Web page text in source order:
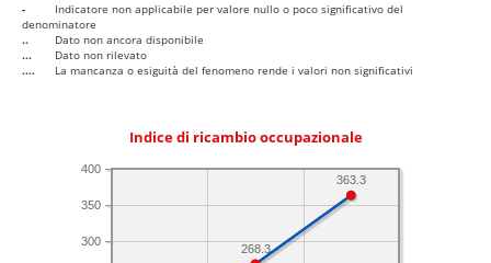
-
Indicatore non applicabile per valore nullo o poco significativo del
denominatore
..
Dato non ancora disponibile
...
Dato non rilevato
....
La mancanza o esiguità del fenomeno rende i valori non significativi
Indice di ricambio occupazionale
300
350
400
363.3
268.3